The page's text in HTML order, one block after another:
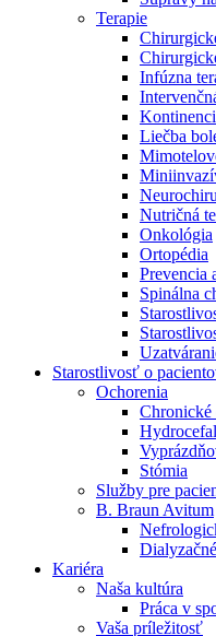
Nefrologické
V nefrologických
a prípravu pacientov k
obličiek. Zvoľte si
Terapie
Infúzna
Liečba
Nutričná
Onkológia
Ortopédia
Prevencia
Spinálna
Starostlivosť o
Ochorenia
Chronické
Stómia
Služby pre
B. Braun Avitum
Kariéra
Naša kultúra
Práca v
Vaša príležitosť